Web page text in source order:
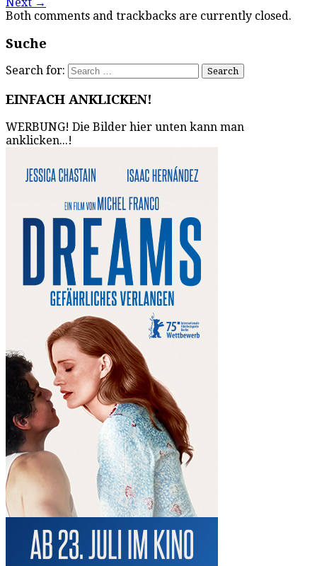
Both comments and trackbacks are currently closed.
Suche
Search for:
EINFACH ANKLICKEN!
WERBUNG! Die Bilder hier unten kann man
anklicken...!